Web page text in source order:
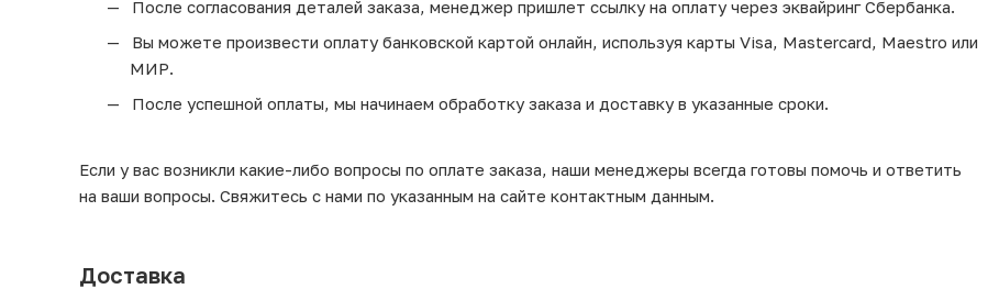
После согласования деталей заказа, менеджер пришлет ссылку на оплату через эквайринг Сбербанка.
Вы можете произвести оплату банковской картой онлайн, используя карты Visa, Mastercard, Maestro или
МИР.
После успешной оплаты, мы начинаем обработку заказа и доставку в указанные сроки.
Если у вас возникли какие-либо вопросы по оплате заказа, наши менеджеры всегда готовы помочь и ответить
на ваши вопросы. Свяжитесь с нами по указанным на сайте контактным данным.
Доставка